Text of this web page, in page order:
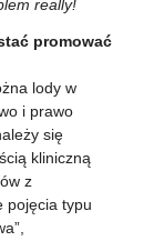
really!
promować
lody w
i prawo
się
kliniczną
z
pojęcia typu